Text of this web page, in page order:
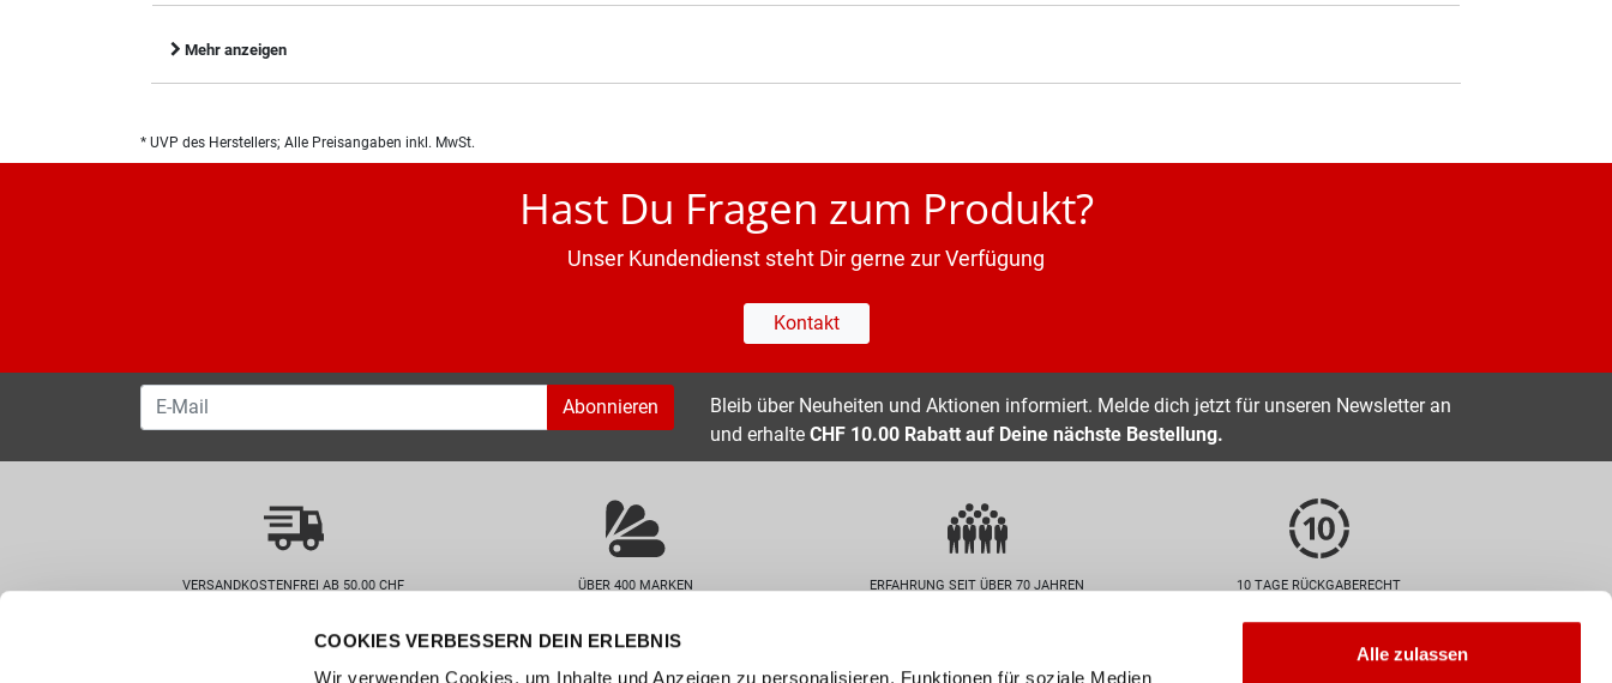
COOKIES VERBESSERN DEIN ERLEBNIS
Wir verwenden Cookies, um Inhalte und Anzeigen zu personalisieren, Funktionen für soziale Medien
Alle zulassen
Mehr anzeigen
* UVP des Herstellers; Alle Preisangaben inkl. MwSt.
Hast Du Fragen zum Produkt?
Unser Kundendienst steht Dir gerne zur Verfügung
Kontakt
Abonnieren
Bleib über Neuheiten und Aktionen informiert. Melde dich jetzt für unseren Newsletter an
und erhalte CHF 10.00 Rabatt auf Deine nächste Bestellung.
VERSANDKOSTENFREI AB 50.00 CHF ÜBER 400 MARKEN ERFAHRUNG SEIT ÜBER 70 JAHREN 10 TAGE RÜCKGABERECHT
Wie können wir helfen? Kundenservice